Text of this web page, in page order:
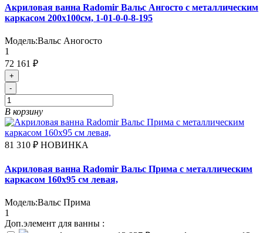
Акриловая ванна Radomir Вальс Ангосто с металлическим
каркасом 200х100см, 1-01-0-0-8-195
Модель:Вальс Аногосто
1
72 161 ₽
+
-
В корзину
81 310 ₽ НОВИНКА
Акриловая ванна Radomir Вальс Прима с металлическим
каркасом 160х95 см левая,
Модель:Вальс Прима
1
Доп.элемент для ванны :